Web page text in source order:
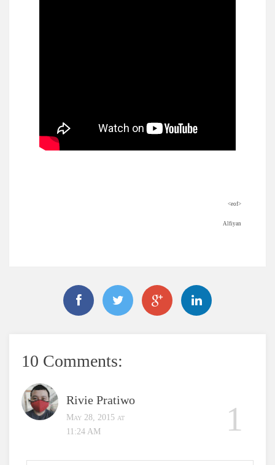
<eof>
Alfiyan
10 Comments:
Rivie Pratiwo
May 28, 2015 at
11:24 AM